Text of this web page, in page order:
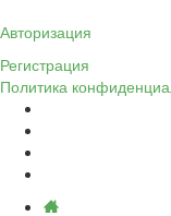
Авторизация
Регистрация
Политика